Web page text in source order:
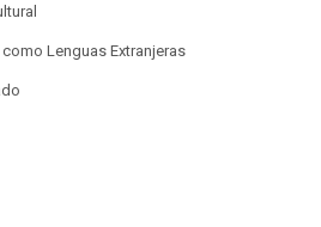
Lenguas Extranjeras